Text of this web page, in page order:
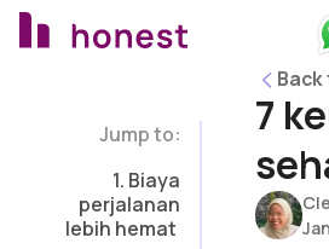
Honest Bank Whatsapp
Back
7
Jump to:
1. Biaya
perjalanan
lebih hemat